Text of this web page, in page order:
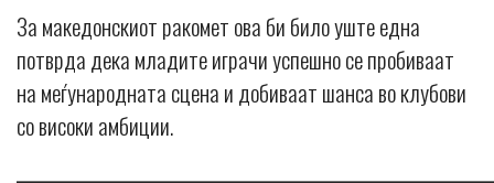
За македонскиот ракомет ова би било уште една
потврда дека младите играчи успешно се пробиваат
на меѓународната сцена и добиваат шанса во клубови
со високи амбиции.